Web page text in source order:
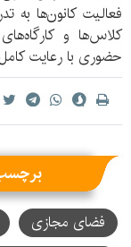
فعالیت کانون‌ها به
کلاس‌ها و
حضوری با رعایت
فضای مجازی